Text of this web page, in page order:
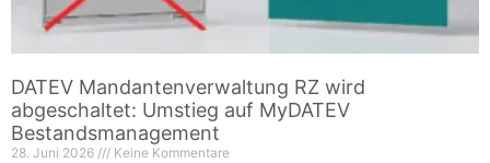
DATEV Mandantenverwaltung RZ wird
abgeschaltet: Umstieg auf MyDATEV
Bestandsmanagement
28. Juni 2026 Keine Kommentare